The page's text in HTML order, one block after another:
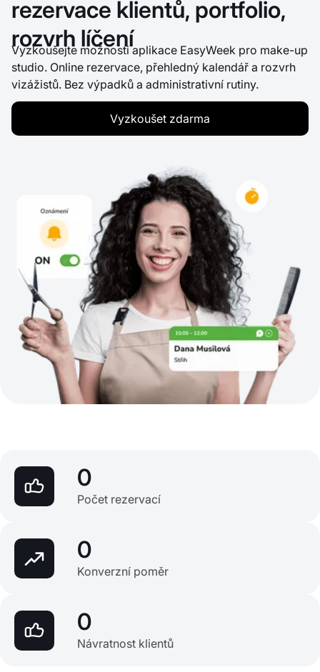
rezervace klientů, portfolio,
rozvrh líčení
Vyzkoušejte možnosti aplikace EasyWeek pro make-up
studio. Online rezervace, přehledný kalendář a rozvrh
vizážistů. Bez výpadků a administrativní rutiny.
Vyzkoušet zdarma
0
Počet rezervací
0
Konverzní poměr
0
Návratnost klientů